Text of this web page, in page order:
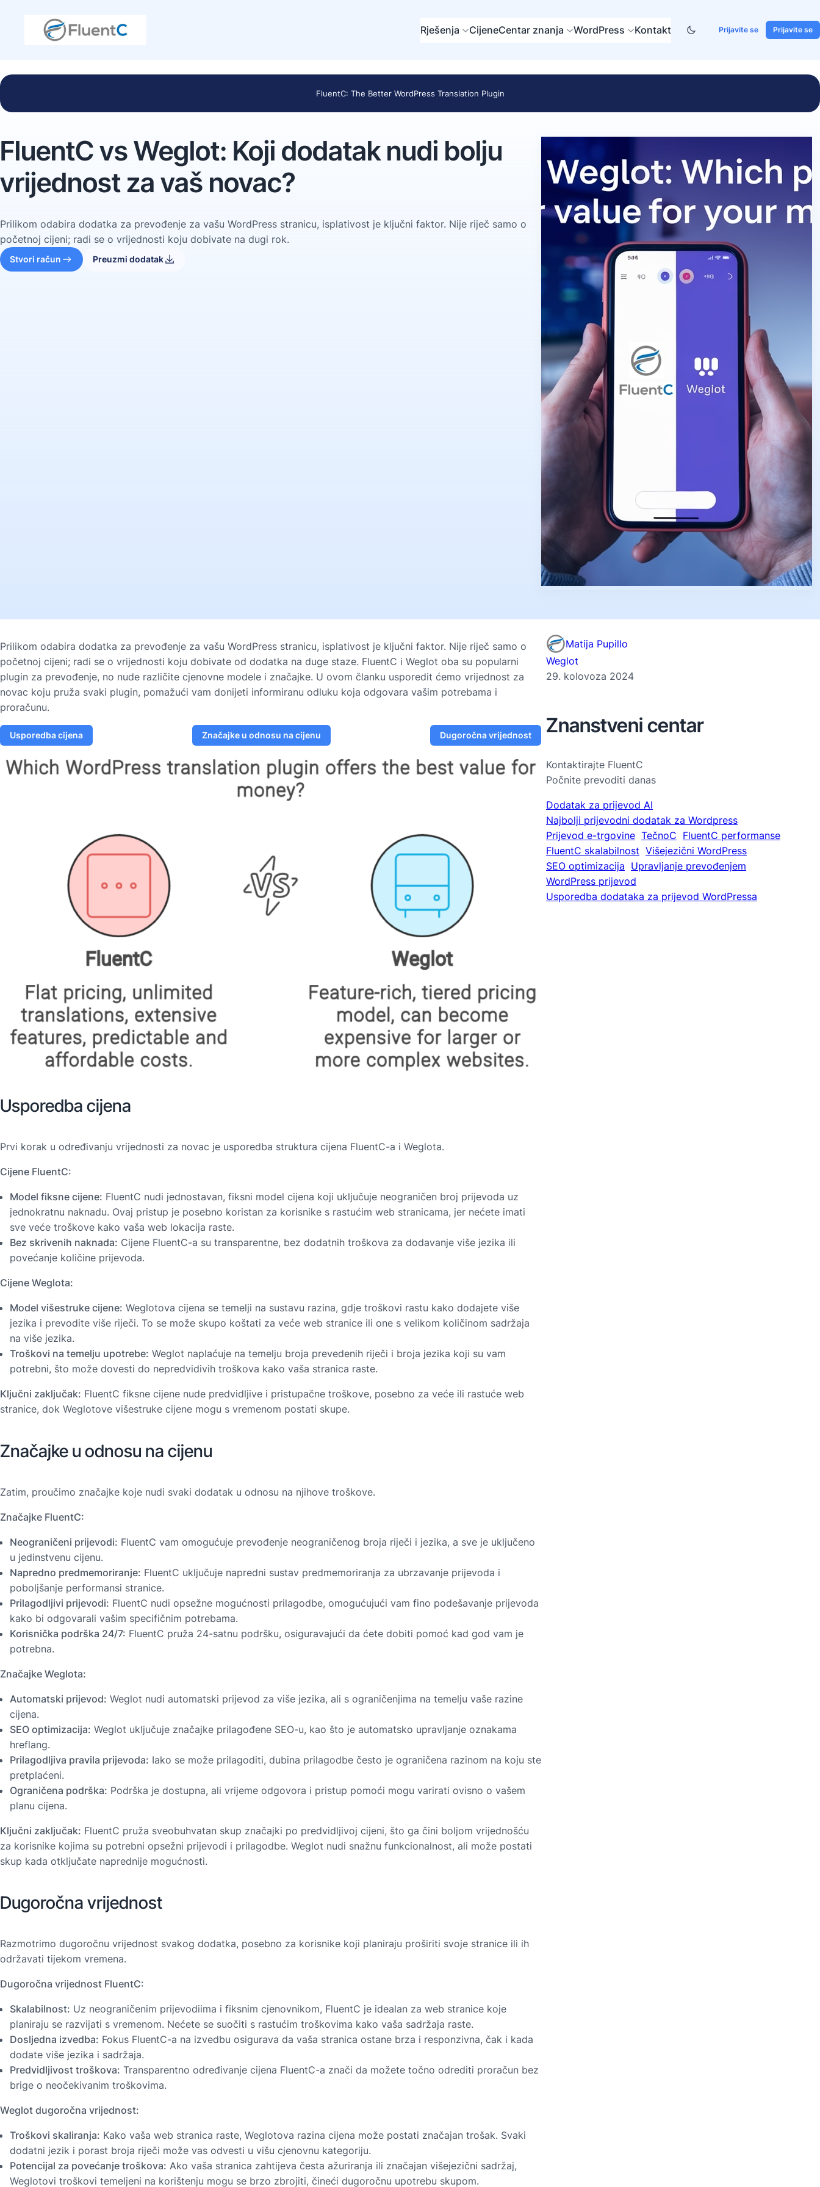
Rješenja CijeneCentar znanja WordPress Kontakt Prijavite se Prijavite se
FluentC: The Better WordPress Translation Plugin
FluentC vs Weglot: Koji dodatak nudi bolju
vrijednost za vaš novac?
Prilikom odabira dodatka za prevođenje za vašu WordPress stranicu, isplativost je ključni faktor. Nije riječ samo o
početnoj cijeni; radi se o vrijednosti koju dobivate na dugi rok.
Stvori račun Preuzmi dodatak
Prilikom odabira dodatka za prevođenje za vašu WordPress stranicu, isplativost je ključni faktor. Nije riječ samo o
početnoj cijeni; radi se o vrijednosti koju dobivate od dodatka na duge staze. FluentC i Weglot oba su popularni
plugin za prevođenje, no nude različite cjenovne modele i značajke. U ovom članku usporedit ćemo vrijednost za
novac koju pruža svaki plugin, pomažući vam donijeti informiranu odluku koja odgovara vašim potrebama i
proračunu.
Usporedba cijena Značajke u odnosu na cijenu Dugoročna vrijednost
Usporedba cijena
Prvi korak u određivanju vrijednosti za novac je usporedba struktura cijena FluentC-a i Weglota.
Cijene FluentC:
Model fiksne cijene: FluentC nudi jednostavan, fiksni model cijena koji uključuje neograničen broj prijevoda uz
jednokratnu naknadu. Ovaj pristup je posebno koristan za korisnike s rastućim web stranicama, jer nećete imati
sve veće troškove kako vaša web lokacija raste.
Bez skrivenih naknada: Cijene FluentC-a su transparentne, bez dodatnih troškova za dodavanje više jezika ili
povećanje količine prijevoda.
Cijene Weglota:
Model višestruke cijene: Weglotova cijena se temelji na sustavu razina, gdje troškovi rastu kako dodajete više
jezika i prevodite više riječi. To se može skupo koštati za veće web stranice ili one s velikom količinom sadržaja
na više jezika.
Troškovi na temelju upotrebe: Weglot naplaćuje na temelju broja prevedenih riječi i broja jezika koji su vam
potrebni, što može dovesti do nepredvidivih troškova kako vaša stranica raste.
Ključni zaključak: FluentC fiksne cijene nude predvidljive i pristupačne troškove, posebno za veće ili rastuće web
stranice, dok Weglotove višestruke cijene mogu s vremenom postati skupe.
Značajke u odnosu na cijenu
Zatim, proučimo značajke koje nudi svaki dodatak u odnosu na njihove troškove.
Značajke FluentC:
Neograničeni prijevodi: FluentC vam omogućuje prevođenje neograničenog broja riječi i jezika, a sve je uključeno
u jedinstvenu cijenu.
Napredno predmemoriranje: FluentC uključuje napredni sustav predmemoriranja za ubrzavanje prijevoda i
poboljšanje performansi stranice.
Prilagodljivi prijevodi: FluentC nudi opsežne mogućnosti prilagodbe, omogućujući vam fino podešavanje prijevoda
kako bi odgovarali vašim specifičnim potrebama.
Korisnička podrška 24/7: FluentC pruža 24-satnu podršku, osiguravajući da ćete dobiti pomoć kad god vam je
potrebna.
Značajke Weglota:
Automatski prijevod: Weglot nudi automatski prijevod za više jezika, ali s ograničenjima na temelju vaše razine
cijena.
SEO optimizacija: Weglot uključuje značajke prilagođene SEO-u, kao što je automatsko upravljanje oznakama
hreflang.
Prilagodljiva pravila prijevoda: Iako se može prilagoditi, dubina prilagodbe često je ograničena razinom na koju ste
pretplaćeni.
Ograničena podrška: Podrška je dostupna, ali vrijeme odgovora i pristup pomoći mogu varirati ovisno o vašem
planu cijena.
Ključni zaključak: FluentC pruža sveobuhvatan skup značajki po predvidljivoj cijeni, što ga čini boljom vrijednošću
za korisnike kojima su potrebni opsežni prijevodi i prilagodbe. Weglot nudi snažnu funkcionalnost, ali može postati
skup kada otključate naprednije mogućnosti.
Dugoročna vrijednost
Razmotrimo dugoročnu vrijednost svakog dodatka, posebno za korisnike koji planiraju proširiti svoje stranice ili ih
održavati tijekom vremena.
Dugoročna vrijednost FluentC:
Skalabilnost: Uz neograničenim prijevodiima i fiksnim cjenovnikom, FluentC je idealan za web stranice koje
planiraju se razvijati s vremenom. Nećete se suočiti s rastućim troškovima kako vaša sadržaja raste.
Dosljedna izvedba: Fokus FluentC-a na izvedbu osigurava da vaša stranica ostane brza i responzivna, čak i kada
dodate više jezika i sadržaja.
Predvidljivost troškova: Transparentno određivanje cijena FluentC-a znači da možete točno odrediti proračun bez
brige o neočekivanim troškovima.
Weglot dugoročna vrijednost:
Troškovi skaliranja: Kako vaša web stranica raste, Weglotova razina cijena može postati značajan trošak. Svaki
dodatni jezik i porast broja riječi može vas odvesti u višu cjenovnu kategoriju.
Potencijal za povećanje troškova: Ako vaša stranica zahtijeva česta ažuriranja ili značajan višejezični sadržaj,
Weglotovi troškovi temeljeni na korištenju mogu se brzo zbrojiti, čineći dugoročnu upotrebu skupom.
Matija Pupillo
Weglot
29. kolovoza 2024
Znanstveni centar
Kontaktirajte FluentC
Počnite prevoditi danas
Dodatak za prijevod AI
Najbolji prijevodni dodatak za Wordpress
Prijevod e-trgovine TečnoC FluentC performanse
FluentC skalabilnost Višejezični WordPress
SEO optimizacija Upravljanje prevođenjem
WordPress prijevod
Usporedba dodataka za prijevod WordPressa